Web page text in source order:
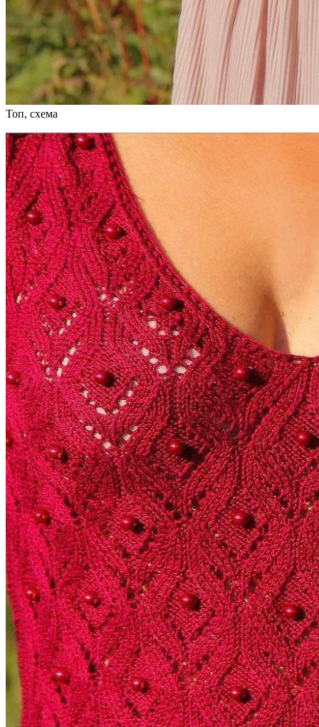
Топ, схема